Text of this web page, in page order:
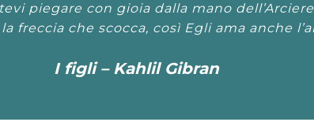
piegare con gioia dalla mano
freccia che scocca, così Egli ama anche
I figli – Kahlil Gibran